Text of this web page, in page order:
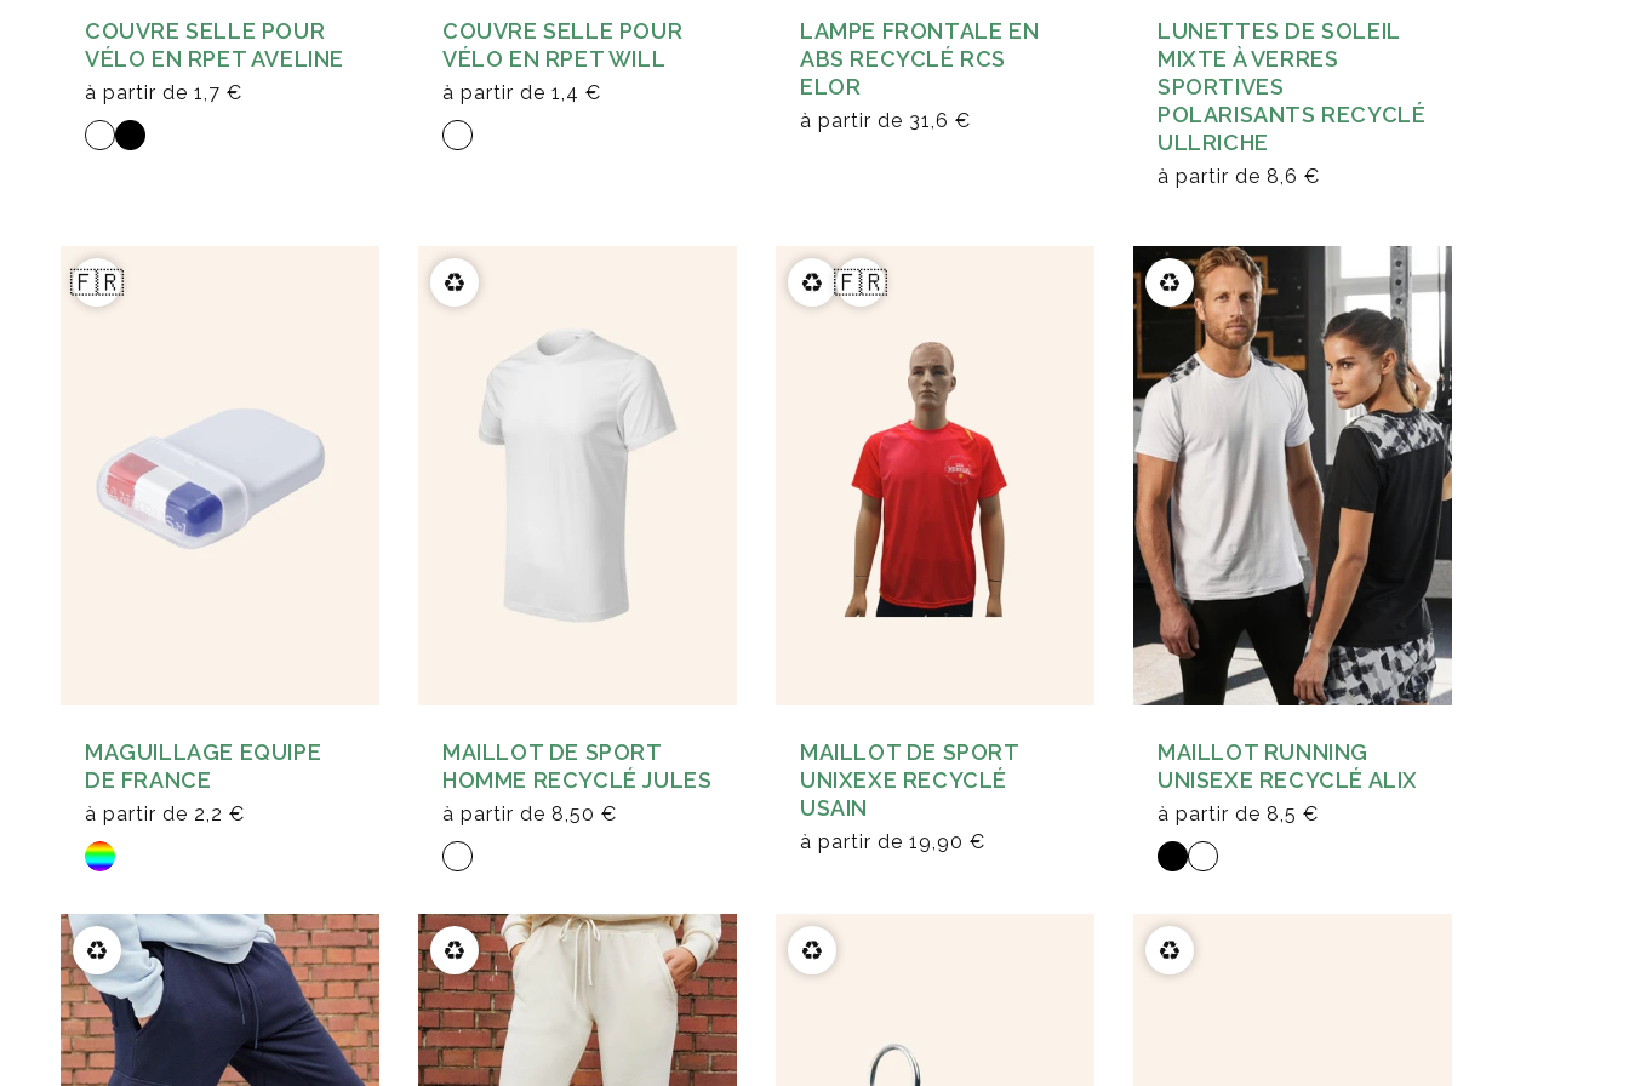
COUVRE SELLE POUR
VÉLO EN RPET AVELINE
à partir de 1,7 €
COUVRE SELLE POUR
VÉLO EN RPET WILL
à partir de 1,4 €
LAMPE FRONTALE EN
ABS RECYCLÉ RCS
ELOR
à partir de 31,6 €
LUNETTES DE SOLEIL
MIXTE À VERRES
SPORTIVES
POLARISANTS RECYCLÉ
ULLRICHE
à partir de 8,6 €
🇫🇷
MAGUILLAGE EQUIPE
DE FRANCE
à partir de 2,2 €
♻️
MAILLOT DE SPORT
HOMME RECYCLÉ JULES
à partir de 8,50 €
♻️ 🇫🇷
MAILLOT DE SPORT
UNIXEXE RECYCLÉ
USAIN
à partir de 19,90 €
♻️
MAILLOT RUNNING
UNISEXE RECYCLÉ ALIX
à partir de 8,5 €
♻️ ♻️ ♻️ ♻️